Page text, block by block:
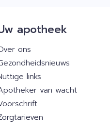
apotheek
ons
links
van wacht